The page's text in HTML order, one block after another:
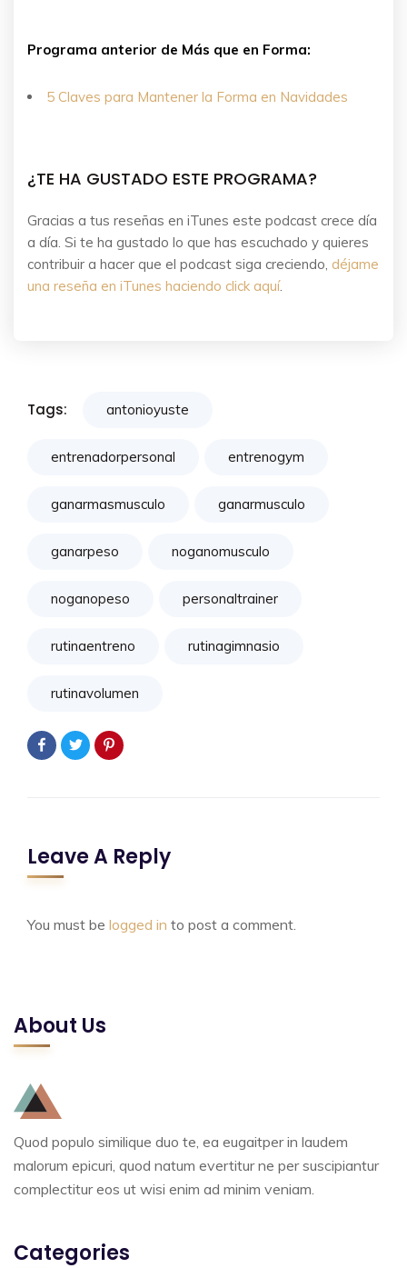
Programa anterior de Más que en Forma:
5 Claves para Mantener la Forma en Navidades
¿TE HA GUSTADO ESTE PROGRAMA?
Gracias a tus reseñas en iTunes este podcast crece día
a día. Si te ha gustado lo que has escuchado y quieres
contribuir a hacer que el podcast siga creciendo, déjame
una reseña en iTunes haciendo click aquí.
Tags: antonioyuste
entrenadorpersonal entrenogym
ganarmasmusculo ganarmusculo
ganarpeso noganomusculo
noganopeso personaltrainer
rutinaentreno rutinagimnasio
rutinavolumen
Leave A Reply
You must be logged in to post a comment.
About Us
Quod populo similique duo te, ea eugaitper in laudem
malorum epicuri, quod natum evertitur ne per suscipiantur
complectitur eos ut wisi enim ad minim veniam.
Categories